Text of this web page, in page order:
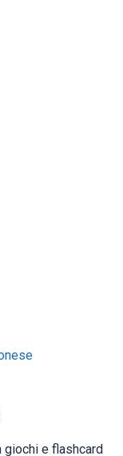
giochi e flashcard